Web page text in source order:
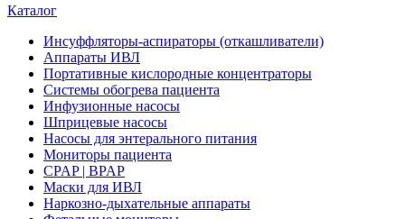
Каталог
Инсуффляторы-аспираторы (откашливатели)
Аппараты ИВЛ
Портативные кислородные концентраторы
Системы обогрева пациента
Инфузионные насосы
Шприцевые насосы
Насосы для энтерального питания
Мониторы пациента
CPAP | BPAP
Маски для ИВЛ
Наркозно-дыхательные аппараты